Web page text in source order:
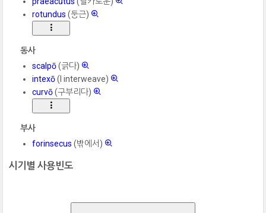
rotundus (둥근)
동사
scalpō(긁다)
intexō(I interweave)
curvō(구부리다)
부사
forinsecus (밖에서)
시기별 사용빈도